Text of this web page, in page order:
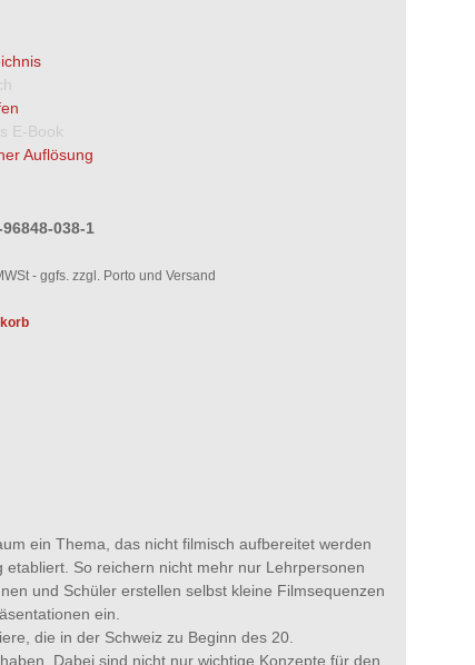
E-Book
Auflösung
038-1
- ggfs. zzgl. Porto und Versand
ein Thema, das nicht filmisch aufbereitet werden
So reichern nicht mehr nur Lehrpersonen
und Schüler erstellen selbst kleine Filmsequenzen
ein.
die in der Schweiz zu Beginn des 20.
Dabei sind nicht nur wichtige Konzepte für den